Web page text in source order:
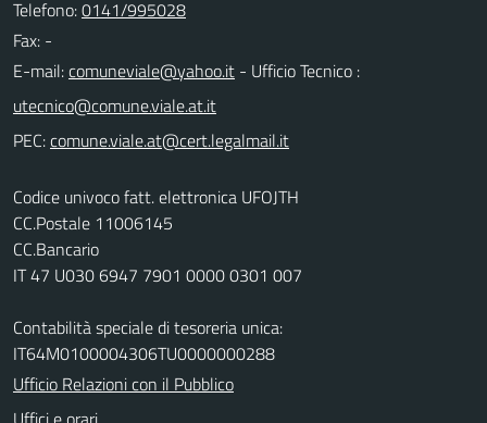
Telefono:0141/995028
Fax: -
E-mail:
- Ufficio Tecnico :
PEC:
Codice univoco fatt. elettronica UFOJTH
CC.Postale 11006145
CC.Bancario
IT 47 U030 6947 7901 0000 0301 007
Contabilità speciale di tesoreria unica:
IT64M0100004306TU0000000288
Ufficio Relazioni con il Pubblico